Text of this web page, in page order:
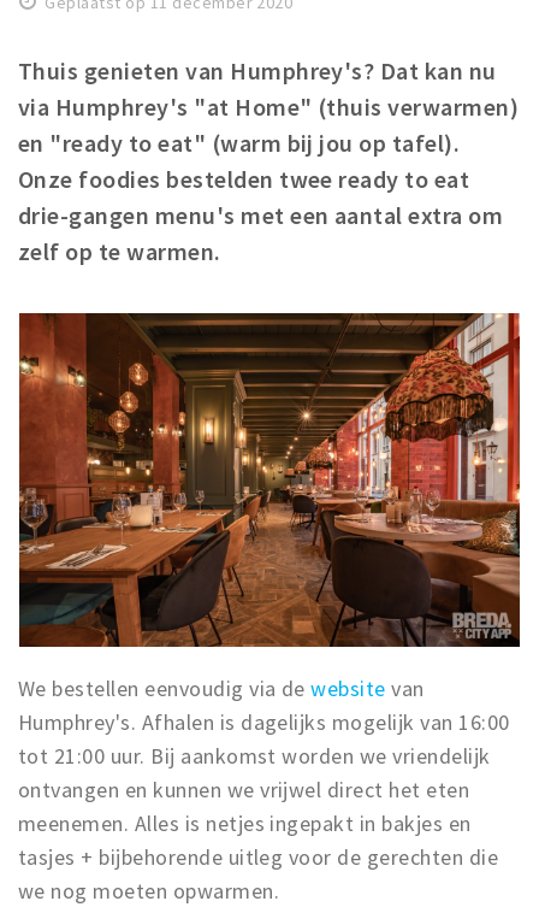
Winkels
Winkelgebieden
Parkeren
Bezienswaardigheden
Musea, theaters & podia
Uitjes & activiteiten
Toeristische routes
Natuurgebieden
Baroniepoorten
Privacy
Inloggen
Thuis genieten van Humphrey's? Dat kan nu
via Humphrey's "at Home" (thuis verwarmen)
en "ready to eat" (warm bij jou op tafel).
Onze foodies bestelden twee ready to eat
drie-gangen menu's met een aantal extra om
zelf op te warmen.
We bestellen eenvoudig via dewebsite van
Humphrey's. Afhalen is dagelijks mogelijk van 16:00
tot 21:00 uur. Bij aankomst worden we vriendelijk
ontvangen en kunnen we vrijwel direct het eten
meenemen. Alles is netjes ingepakt in bakjes en
tasjes + bijbehorende uitleg voor de gerechten die
we nog moeten opwarmen.